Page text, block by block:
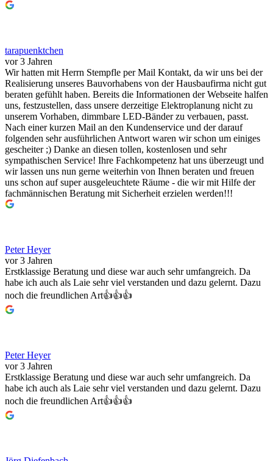
tarapuenktchen
vor 3 Jahren
Wir hatten mit Herrn Stempfle per Mail Kontakt, da wir uns bei der
Realisierung unseres Bauvorhabens von der Hausbaufirma nicht gut
beraten gefühlt haben. Bereits die Informationen der Webseite halfen
uns, festzustellen, dass unsere derzeitige Elektroplanung nicht zu
unserem Vorhaben, dimmbare LED-Bänder zu verbauen, passt.
Nach einer kurzen Mail an den Kundenservice und der darauf
folgenden sehr ausführlichen Antwort waren wir schon um einiges
gescheiter ;) Danke an diesen tollen, kostenlosen und sehr
sympathischen Service! Ihre Fachkompetenz hat uns überzeugt und
wir lassen uns nun gerne weiterhin von Ihnen beraten und freuen
uns schon auf super ausgeleuchtete Räume - die wir mit Hilfe der
fachmännischen Beratung mit Sicherheit erzielen werden!!!
Peter Heyer
vor 3 Jahren
Erstklassige Beratung und diese war auch sehr umfangreich. Da
habe ich auch als Laie sehr viel verstanden und dazu gelernt. Dazu
noch die freundlichen Art👍👍👍
Peter Heyer
vor 3 Jahren
Erstklassige Beratung und diese war auch sehr umfangreich. Da
habe ich auch als Laie sehr viel verstanden und dazu gelernt. Dazu
noch die freundlichen Art👍👍👍